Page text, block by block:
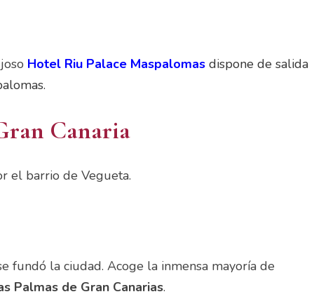
Hotel Riu Palace Maspalomas dispone de salida
Canaria
el barrio de Vegueta.
fundó la ciudad. Acoge la inmensa mayoría de
Palmas de Gran Canarias.